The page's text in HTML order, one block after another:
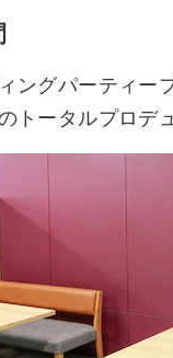
ングパーティー
トータルプロデ